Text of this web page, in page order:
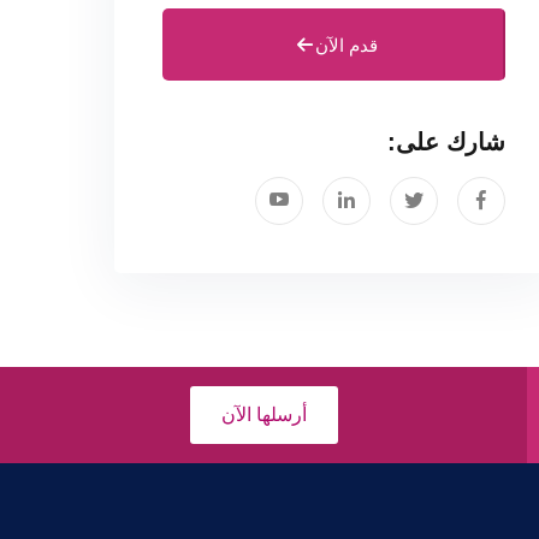
قدم الآن
شارك على:
أرسلها الآن